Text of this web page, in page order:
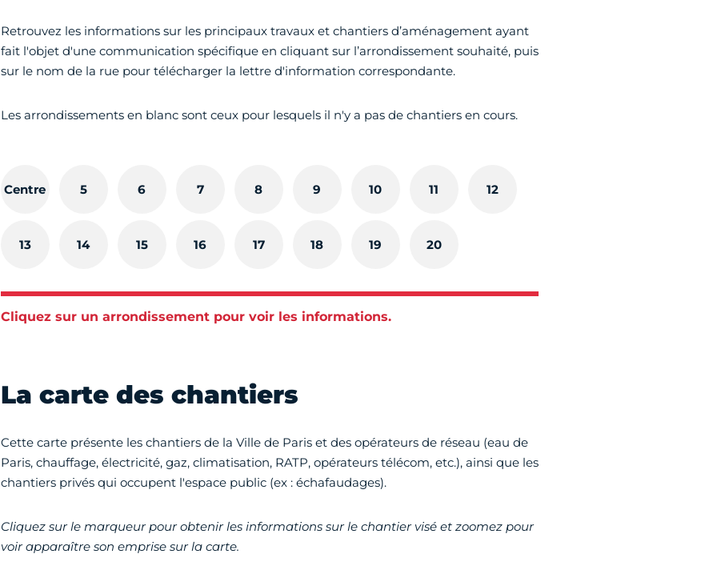
Retrouvez les informations sur les principaux travaux et chantiers d’aménagement ayant
fait l'objet d'une communication spécifique en cliquant sur l’arrondissement souhaité, puis
sur le nom de la rue pour télécharger la lettre d'information correspondante.
Les arrondissements en blanc sont ceux pour lesquels il n'y a pas de chantiers en cours.
Centre 5 6 7 8 9 10 11 12
13 14 15 16 17 18 19 20
Cliquez sur un arrondissement pour voir les informations.
La carte des chantiers
Cette carte présente les chantiers de la Ville de Paris et des opérateurs de réseau (eau de
Paris, chauffage, électricité, gaz, climatisation, RATP, opérateurs télécom, etc.), ainsi que les
chantiers privés qui occupent l'espace public (ex : échafaudages).
Cliquez sur le marqueur pour obtenir les informations sur le chantier visé et zoomez pour
voir apparaître son emprise sur la carte.